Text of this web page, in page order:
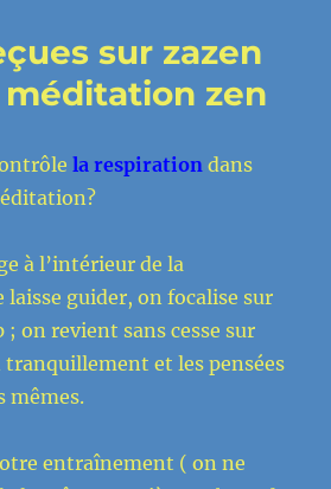
sur zazen
zen
la respiration dans
à l’intérieur de la
guider, on focalise sur
; on revient sans cesse sur
et les pensées
mêmes.
entraînement ( on ne